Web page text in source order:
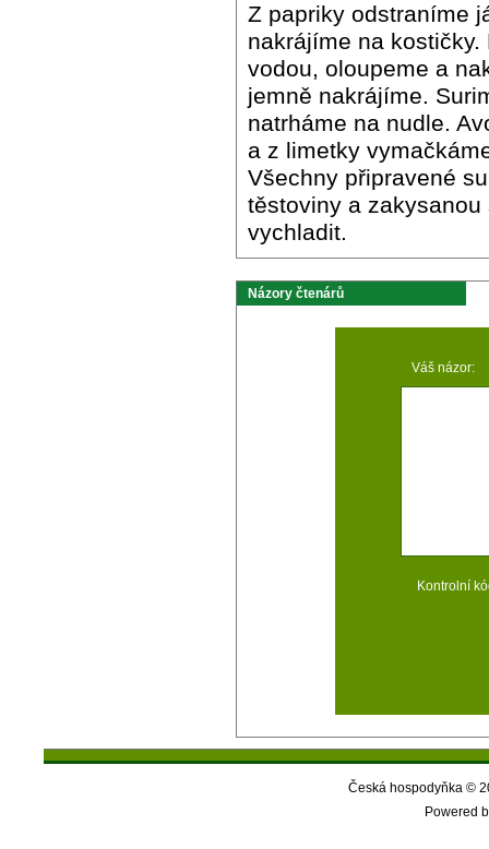
Z papriky odstraníme
nakrájíme na
vodou, oloupeme a
jemně nakrájíme.
natrháme na nudle.
a z limetky
Všechny připravené
těstoviny a
vychladit.
Názory čtenárů
Váš názor:
Kontrolní
Česká hospodyňka ©
Powered